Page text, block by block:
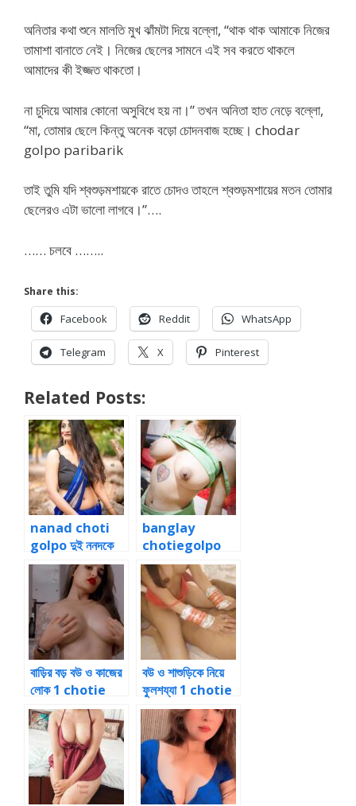
অনিতার কথা শুনে মালতি মুখ ঝাঁমটা দিয়ে বল্লো, “থাক থাক আমাকে নিজের
তামাশা বানাতে নেই। নিজের ছেলের সামনে এই সব করতে থাকলে
আমাদের কী ইজ্জত থাকতো।
না চুদিয়ে আমার কোনো অসুবিধে হয় না।” তখন অনিতা হাত নেড়ে বল্লো,
“মা, তোমার ছেলে কিন্তু অনেক বড়ো চোদনবাজ হচ্ছে। chodar
golpo paribarik
তাই তুমি যদি শ্বশুড়মশায়কে রাতে চোদও তাহলে শ্বশুড়মশায়ের মতন তোমার
ছেলেরও এটা ভালো লাগবে।”….
…… চলবে ……..
Share this:
Facebook Reddit WhatsApp
Telegram X Pinterest
Related Posts:
nanad choti
golpo দুই ননদকে
একসাথে চোদার গল্প ১
banglay
chotiegolpo
স্বামীর বসের সাথে
চোদাচুদি ৭
বাড়ির বড় বউ ও কাজের
লোক 1 chotie
golpo bou
বউ ও শাশুড়িকে নিয়ে
ফুলশয্যা 1 chotie
golpo ma